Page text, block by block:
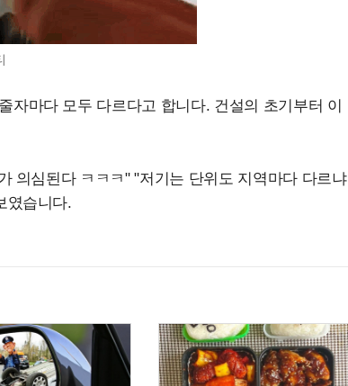
자마다 모두 다르다고 합니다. 건설의 초기부터 이
의심된다 ㅋㅋㅋ" "저기는 단위도 지역마다 다르냐
였습니다.